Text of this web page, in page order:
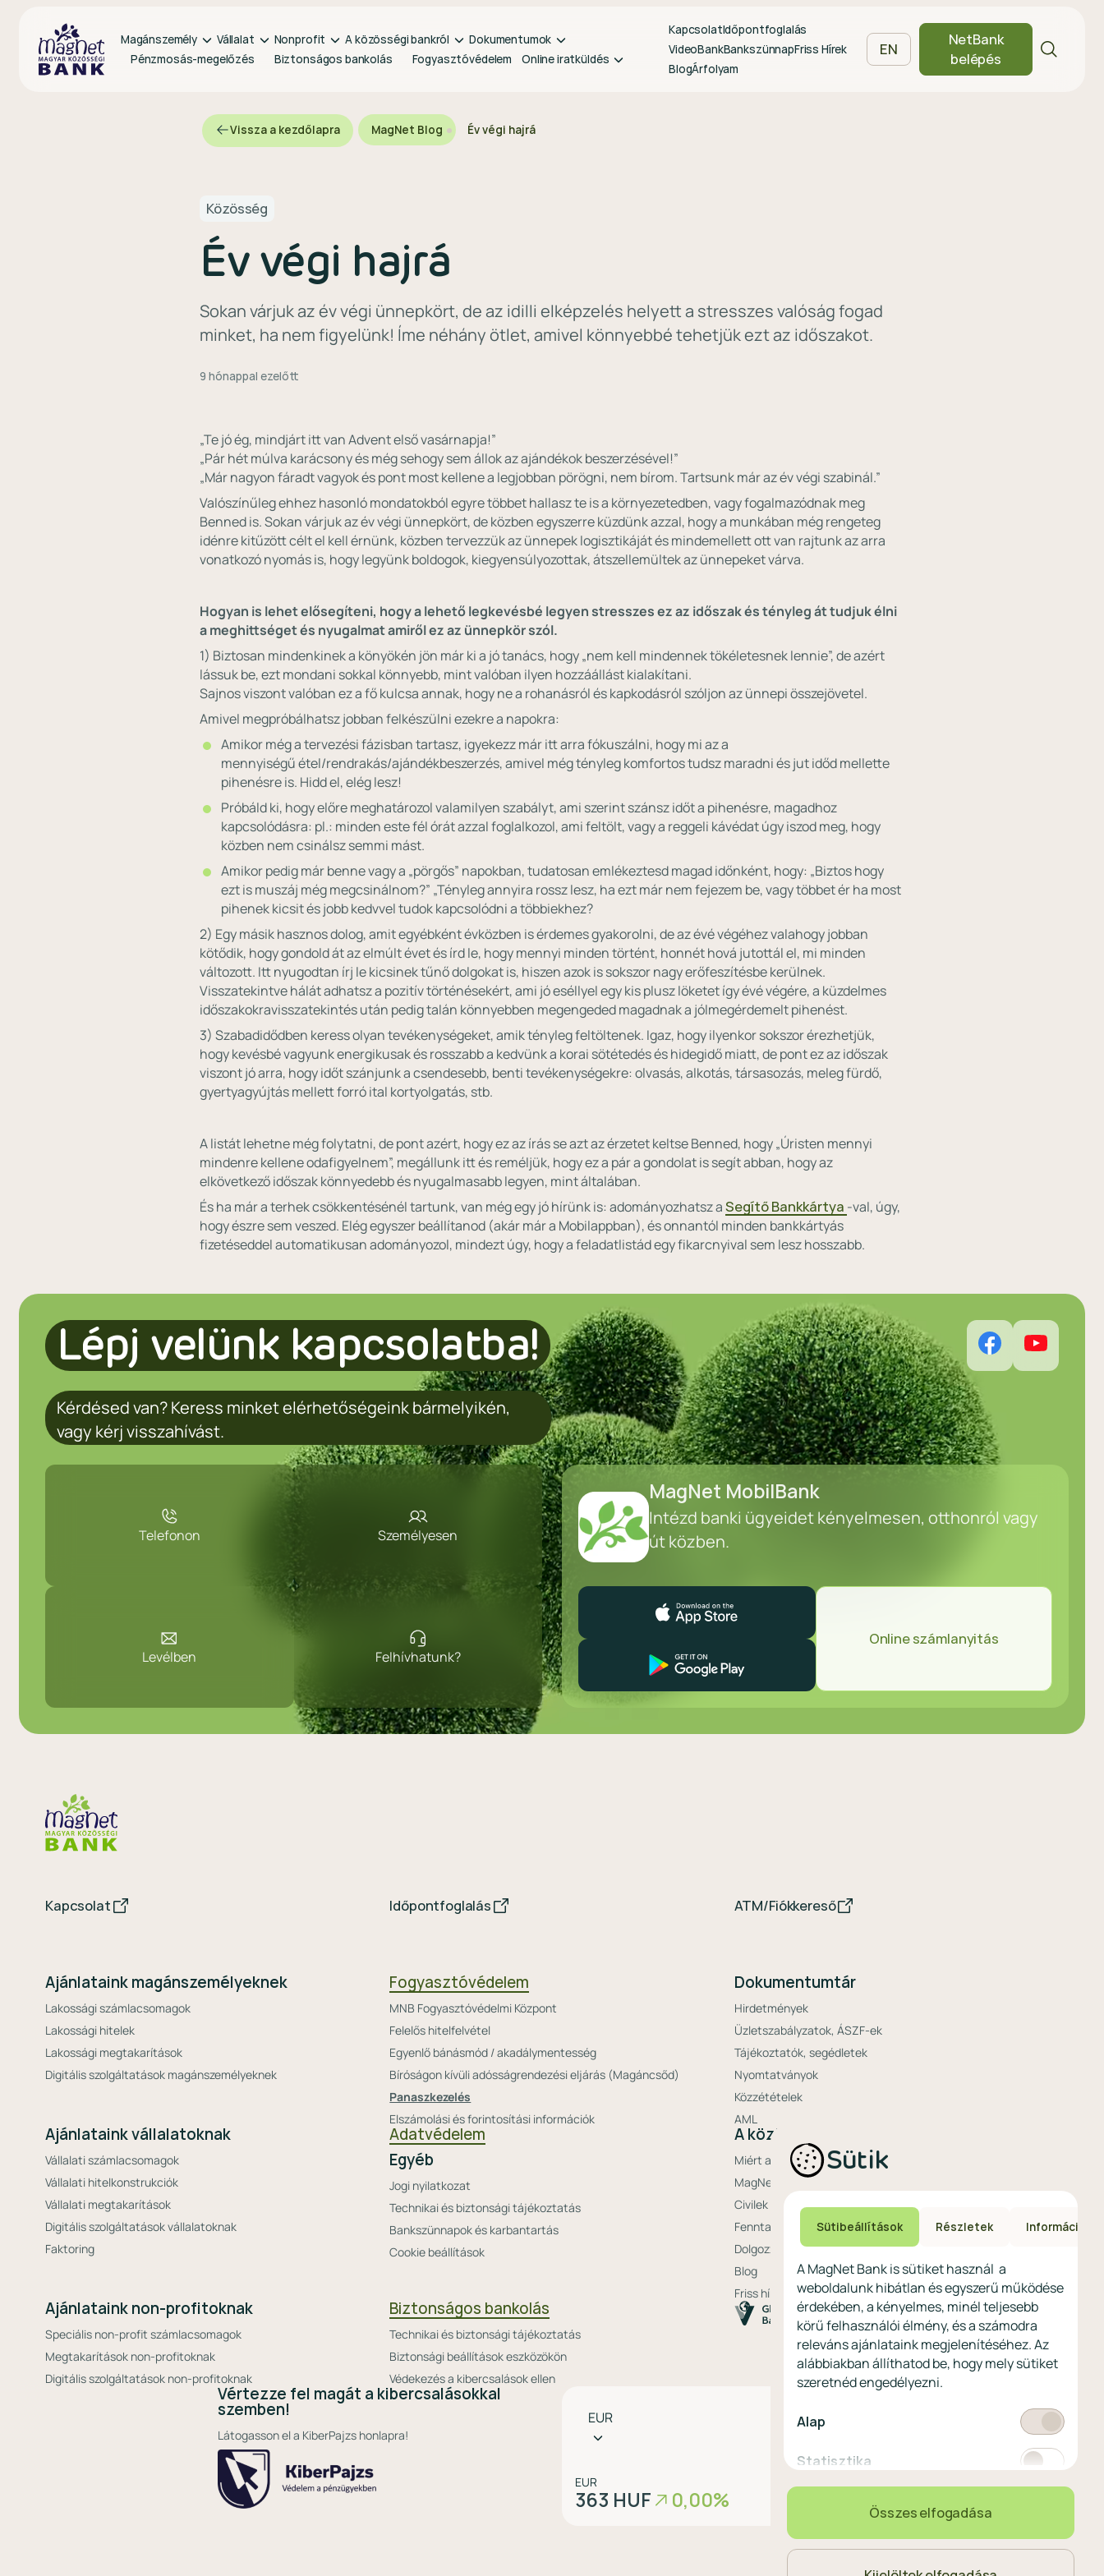
Magánszemély Vállalat Nonprofit A közösségi bankról
Dokumentumok
Pénzmosás-megelőzés
Biztonságos bankolás Fogyasztóvédelem Online iratküldés
KapcsolatIdőpontfoglalás
VideoBankBankszünnapFriss Hírek
BlogÁrfolyam
EN
NetBank
belépés
Vissza a kezdőlapra MagNet Blog Év végi hajrá
Közösség
Év végi hajrá
Sokan várjuk az év végi ünnepkört, de az idilli elképzelés helyett a stresszes valóság fogad
minket, ha nem figyelünk! Íme néhány ötlet, amivel könnyebbé tehetjük ezt az időszakot.
9 hónappal ezelőtt
„Te jó ég, mindjárt itt van Advent első vasárnapja!”
„Pár hét múlva karácsony és még sehogy sem állok az ajándékok beszerzésével!”
„Már nagyon fáradt vagyok és pont most kellene a legjobban pörögni, nem bírom. Tartsunk már az év végi szabinál.”
Valószínűleg ehhez hasonló mondatokból egyre többet hallasz te is a környezetedben, vagy fogalmazódnak meg
Benned is. Sokan várjuk az év végi ünnepkört, de közben egyszerre küzdünk azzal, hogy a munkában még rengeteg
idénre kitűzött célt el kell érnünk, közben tervezzük az ünnepek logisztikáját és mindemellett ott van rajtunk az arra
vonatkozó nyomás is, hogy legyünk boldogok, kiegyensúlyozottak, átszellemültek az ünnepeket várva.
Hogyan is lehet elősegíteni, hogy a lehető legkevésbé legyen stresszes ez az időszak és tényleg át tudjuk élni
a meghittséget és nyugalmat amiről ez az ünnepkör szól.
1) Biztosan mindenkinek a könyökén jön már ki a jó tanács, hogy „nem kell mindennek tökéletesnek lennie”, de azért
lássuk be, ezt mondani sokkal könnyebb, mint valóban ilyen hozzáállást kialakítani.
Sajnos viszont valóban ez a fő kulcsa annak, hogy ne a rohanásról és kapkodásról szóljon az ünnepi összejövetel.
Amivel megpróbálhatsz jobban felkészülni ezekre a napokra:
Amikor még a tervezési fázisban tartasz, igyekezz már itt arra fókuszálni, hogy mi az a
mennyiségű étel/rendrakás/ajándékbeszerzés, amivel még tényleg komfortos tudsz maradni és jut időd mellette
pihenésre is. Hidd el, elég lesz!
Próbáld ki, hogy előre meghatározol valamilyen szabályt, ami szerint szánsz időt a pihenésre, magadhoz
kapcsolódásra: pl.: minden este fél órát azzal foglalkozol, ami feltölt, vagy a reggeli kávédat úgy iszod meg, hogy
közben nem csinálsz semmi mást.
Amikor pedig már benne vagy a „pörgős” napokban, tudatosan emlékeztesd magad időnként, hogy: „Biztos hogy
ezt is muszáj még megcsinálnom?” „Tényleg annyira rossz lesz, ha ezt már nem fejezem be, vagy többet ér ha most
pihenek kicsit és jobb kedvvel tudok kapcsolódni a többiekhez?
2) Egy másik hasznos dolog, amit egyébként évközben is érdemes gyakorolni, de az évé végéhez valahogy jobban
kötődik, hogy gondold át az elmúlt évet és írd le, hogy mennyi minden történt, honnét hová jutottál el, mi minden
változott. Itt nyugodtan írj le kicsinek tűnő dolgokat is, hiszen azok is sokszor nagy erőfeszítésbe kerülnek.
Visszatekintve hálát adhatsz a pozitív történésekért, ami jó eséllyel egy kis plusz löketet így évé végére, a küzdelmes
időszakokravisszatekintés után pedig talán könnyebben megengeded magadnak a jólmegérdemelt pihenést.
3) Szabadidődben keress olyan tevékenységeket, amik tényleg feltöltenek. Igaz, hogy ilyenkor sokszor érezhetjük,
hogy kevésbé vagyunk energikusak és rosszabb a kedvünk a korai sötétedés és hidegidő miatt, de pont ez az időszak
viszont jó arra, hogy időt szánjunk a csendesebb, benti tevékenységekre: olvasás, alkotás, társasozás, meleg fürdő,
gyertyagyújtás mellett forró ital kortyolgatás, stb.
A listát lehetne még folytatni, de pont azért, hogy ez az írás se azt az érzetet keltse Benned, hogy „Úristen mennyi
mindenre kellene odafigyelnem”, megállunk itt és reméljük, hogy ez a pár a gondolat is segít abban, hogy az
elkövetkező időszak könnyedebb és nyugalmasabb legyen, mint általában.
És ha már a terhek csökkentésénél tartunk, van még egy jó hírünk is: adományozhatsz aSegítő Bankkártya -val, úgy,
hogy észre sem veszed. Elég egyszer beállítanod (akár már a Mobilappban), és onnantól minden bankkártyás
fizetéseddel automatikusan adományozol, mindezt úgy, hogy a feladatlistád egy fikarcnyival sem lesz hosszabb.
Lépj velünk kapcsolatba!
Kérdésed van? Keress minket elérhetőségeink bármelyikén,
vagy kérj visszahívást.
Telefonon Személyesen
Levélben Felhívhatunk?
MagNet MobilBank
Intézd banki ügyeidet kényelmesen, otthonról vagy
út közben.
Online számlanyitás
Kapcsolat Időpontfoglalás ATM/Fiókkereső
Ajánlataink magánszemélyeknek
Lakossági számlacsomagok
Lakossági hitelek
Lakossági megtakarítások
Digitális szolgáltatások magánszemélyeknek
Fogyasztóvédelem
MNB Fogyasztóvédelmi Központ
Felelős hitelfelvétel
Egyenlő bánásmód / akadálymentesség
Bíróságon kívüli adósságrendezési eljárás (Magáncsőd)
Panaszkezelés
Elszámolási és forintosítási információk
Dokumentumtár
Hirdetmények
Üzletszabályzatok, ÁSZF-ek
Tájékoztatók, segédletek
Nyomtatványok
Közzétételek
AML
Ajánlataink vállalatoknak
Vállalati számlacsomagok
Vállalati hitelkonstrukciók
Vállalati megtakarítások
Digitális szolgáltatások vállalatoknak
Faktoring
Adatvédelem
Egyéb
Jogi nyilatkozat
Technikai és biztonsági tájékoztatás
Bankszünnapok és karbantartás
Cookie beállítások
A közösségi bank
Miért a MagNet?
MagNet Extrák
Civilek bankja
Fenntarthatóság a MagNetnél
Dolgozz nálunk
Blog
Friss hírek
Ajánlataink non-profitoknak
Speciális non-profit számlacsomagok
Megtakarítások non-profitoknak
Digitális szolgáltatások non-profitoknak
Biztonságos bankolás
Technikai és biztonsági tájékoztatás
Biztonsági beállítások eszközökön
Védekezés a kibercsalások ellen
Vértezze fel magát a kibercsalásokkal
szemben!
Látogasson el a KiberPajzs honlapra!
választó
EUR
EUR
363 HUF 0,00%
Sütik
Sütibeállítások Részletek Információ
A MagNet Bank is sütiket használ a
weboldalunk hibátlan és egyszerű működése
érdekében, a kényelmes, minél teljesebb
körű felhasználói élmény, és a számodra
releváns ajánlataink megjelenítéséhez. Az
alábbiakban állíthatod be, hogy mely sütiket
szeretnéd engedélyezni.
Alap Kötelező
Statisztika Statisztikai
Marketing
Összes elfogadása